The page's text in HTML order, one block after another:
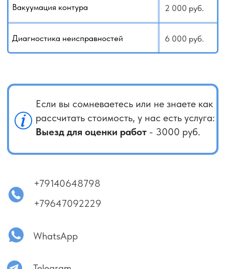
проводить ежегодное техническое обслуживание
кондиционера перед началом сезона эксплуатации.
На практике нередко выясняется, что оборудование
установщиков, так и самих владельцев. Часто
кондиционер используется при открытых окнах, что
на испарителе и змеевике, а при наличии влаги может
внутри блока. Это ухудшает качество воздуха и снижает
производительность системы.
Принцип работы внутреннего блока прост: воздух
забирается сверху, проходит через фильтр
и испаритель, после чего охлаждённым подаётся
свежего воздуха нет, поэтому состояние фильтров
происходит быстрее. Ошибочно считать, что
кондиционер может годами работать без обслуживания.
На практике это часто приводит к неприятному запаху
Проверить состояние кондиционера можно
самостоятельно: снимите фильтр и осмотрите
испаритель на наличие загрязнений. При
к специалистам для профессиональной чистки.